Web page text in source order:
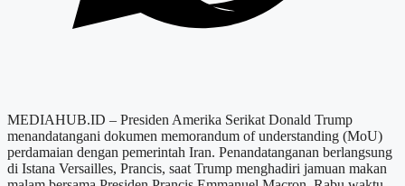
MEDIAHUB.ID – Presiden Amerika Serikat Donald Trump
menandatangani dokumen memorandum of understanding (MoU)
perdamaian dengan pemerintah Iran. Penandatanganan berlangsung
di Istana Versailles, Prancis, saat Trump menghadiri jamuan makan